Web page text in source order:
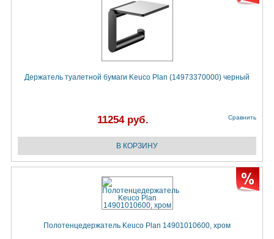
Держатель туалетной бумаги Keuco Plan (14973370000) черный
11254 руб. Сравнить
Полотенцедержатель Keuco Plan 14901010600, хром